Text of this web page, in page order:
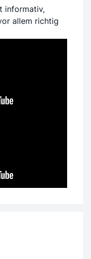
informativ,
allem richtig